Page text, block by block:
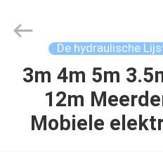
HUIS
PRODUCTEN
Co.,Ltd.
De hydraulische
3m 4m 5m
12m
Mobiele